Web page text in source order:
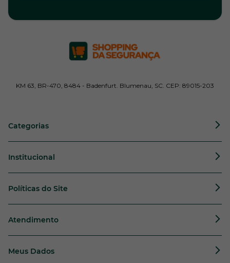
KM 63, BR-470, 8484 - Badenfurt. Blumenau, SC. CEP: 89015-203
Categorias
Institucional
Políticas do Site
Atendimento
Meus Dados